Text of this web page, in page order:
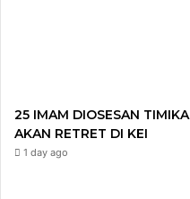
25 IMAM DIOSESAN TIMIKA
AKAN RETRET DI KEI
1 day ago